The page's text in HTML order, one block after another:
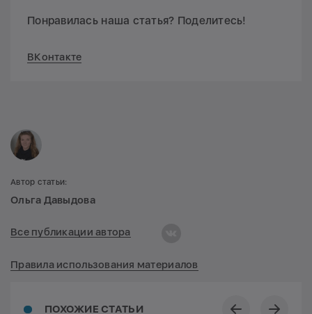
Понравилась наша статья? Поделитесь!
ВКонтакте
ПОХОЖИЕ СТАТЬИ
Автор статьи:
Ольга Давыдова
Все публикации автора
Правила использования материалов